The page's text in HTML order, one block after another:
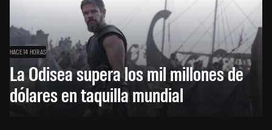
HACE 14 HORAS
La Odisea supera los mil millones de
dólares en taquilla mundial